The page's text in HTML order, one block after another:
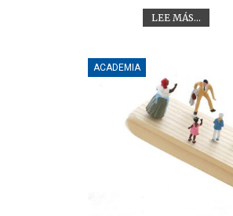
LEE MÁS...
ACADEMIA